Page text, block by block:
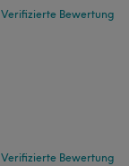
Verifizierte Bewertung
Verifizierte Bewertung